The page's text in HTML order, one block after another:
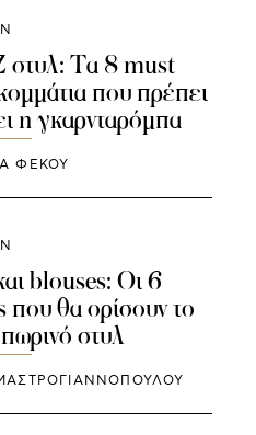
στυλ: Τα 8 must
που πρέπει
η γκαρνταρόμπα
ΦΕΚΟΥ
blouses: Οι 6
που θα ορίσουν το
στυλ